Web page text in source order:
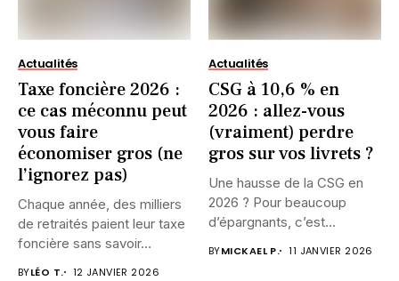
Actualités
Taxe foncière 2026 :
ce cas méconnu peut
vous faire
économiser gros (ne
l’ignorez pas)
Chaque année, des milliers
de retraités paient leur taxe
foncière sans savoir...
BYLÉO T. 12 JANVIER 2026
Actualités
CSG à 10,6 % en
2026 : allez-vous
(vraiment) perdre
gros sur vos livrets ?
Une hausse de la CSG en
2026 ? Pour beaucoup
d’épargnants, c’est...
BYMICKAEL P. 11 JANVIER 2026